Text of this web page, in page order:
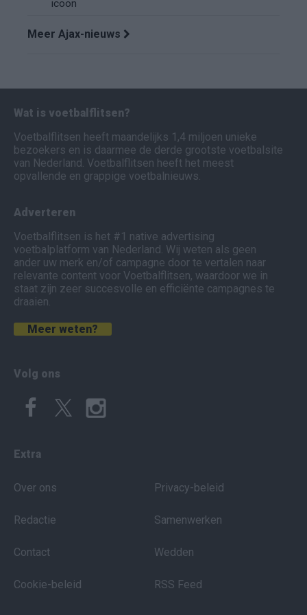
icoon
Meer Ajax-nieuws
Wat is voetbalflitsen?
Voetbalflitsen heeft maandelijks 1,4 miljoen unieke
bezoekers en is daarmee de derde grootste voetbalsite
van Nederland. Voetbalflitsen heeft het meest
opvallende en grappige voetbalnieuws.
Adverteren
Voetbalflitsen is het #1 native advertising
voetbalplatform van Nederland. Wij weten als geen
ander uw merk en/of campagne door te vertalen naar
relevante content voor Voetbalflitsen, waardoor we in
staat zijn zeer succesvolle en efficiënte campagnes te
draaien.
Meer weten?
Volg ons
Extra
Over ons
Redactie
Contact
Cookie-beleid
Privacy-beleid
Samenwerken
Wedden
RSS Feed